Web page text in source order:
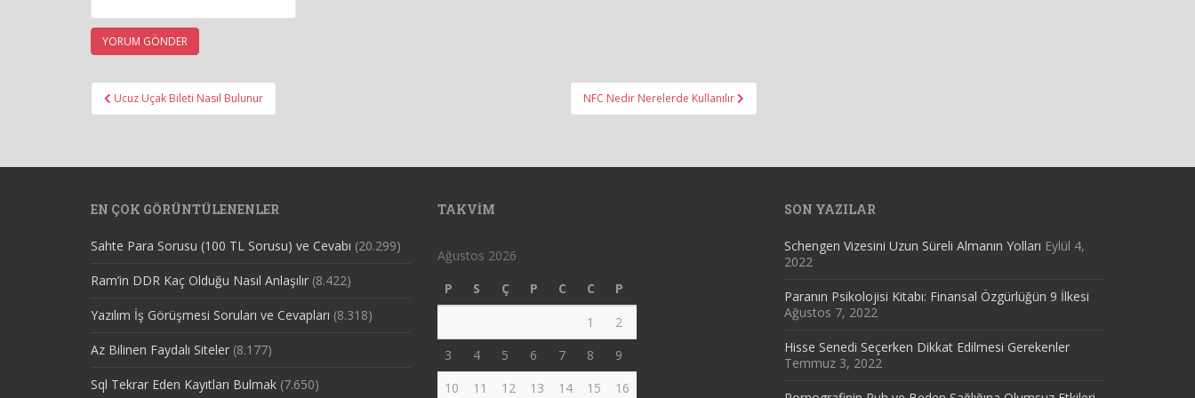
Yazı
gezinmesi
Ucuz Uçak Bileti Nasıl Bulunur NFC Nedir Nerelerde Kullanılır
EN ÇOK GÖRÜNTÜLENENLER
Sahte Para Sorusu (100 TL Sorusu) ve Cevabı (20.299)
Ram’in DDR Kaç Olduğu Nasıl Anlaşılır (8.422)
Yazılım İş Görüşmesi Soruları ve Cevapları (8.318)
Az Bilinen Faydalı Siteler (8.177)
Sql Tekrar Eden Kayıtları Bulmak (7.650)
TAKVIM
Ağustos 2026
P
S Ç P C C
P
1
2
3
4 5 6 7 8
9
10
11 12 13 14 15 16
SON YAZILAR
Schengen Vizesini Uzun Süreli Almanın Yolları Eylül 4,
2022
Paranın Psikolojisi Kitabı: Finansal Özgürlüğün 9 İlkesi
Ağustos 7, 2022
Hisse Senedi Seçerken Dikkat Edilmesi Gerekenler
Temmuz 3, 2022